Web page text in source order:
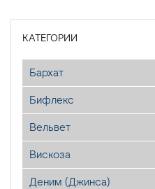
КАТЕГОРИИ
Бархат
Бифлекс
Вельвет
Вискоза
Деним (Джинса)